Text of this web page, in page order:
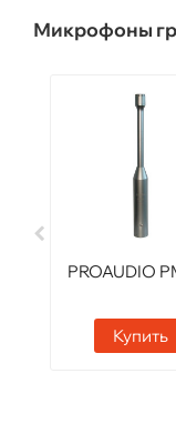
Микрофоны
PROAUDIO
Купить